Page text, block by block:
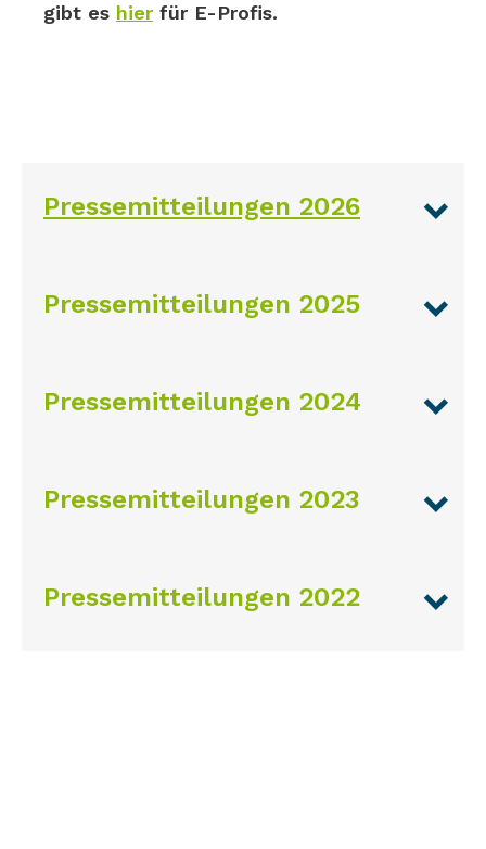
gibt es hier für E-Profis.
Pressemitteilungen 2026
Pressemitteilungen 2025
Pressemitteilungen 2024
Pressemitteilungen 2023
Pressemitteilungen 2022